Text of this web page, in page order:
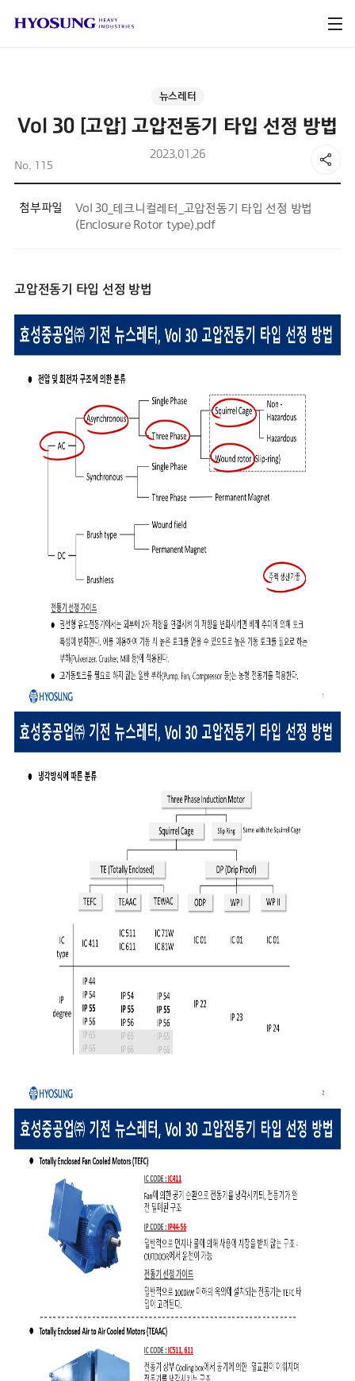
뉴스레터
Vol 30 [고압] 고압전동기 타입 선정 방법
2023.01.26
No. 115
첨부파일
Vol 30_테크니컬레터_고압전동기 타입 선정 방법
(Enclosure Rotor type).pdf
고압전동기 타입 선정 방법